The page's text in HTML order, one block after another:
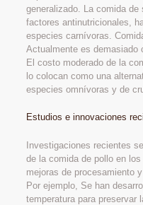
generalizado. La comida
factores antinutricionales,
especies carnívoras.
Actualmente es demasiado
El costo moderado de la
lo colocan como una
especies omnívoras y de
Estudios e innovaciones
Investigaciones recientes
de la comida de pollo en
mejoras de procesamiento
Por ejemplo, Se han
temperatura para preservar